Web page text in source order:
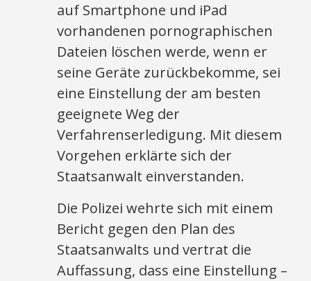
auf Smartphone und iPad
vorhandenen pornographischen
Dateien löschen werde, wenn er
seine Geräte zurückbekomme, sei
eine Einstellung der am besten
geeignete Weg der
Verfahrenserledigung. Mit diesem
Vorgehen erklärte sich der
Staatsanwalt einverstanden.
Die Polizei wehrte sich mit einem
Bericht gegen den Plan des
Staatsanwalts und vertrat die
Auffassung, dass eine Einstellung –